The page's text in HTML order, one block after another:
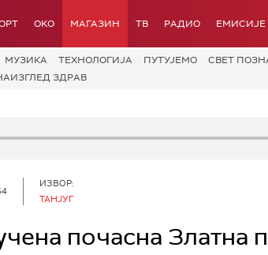
OKO МАГАЗИН ТВ РАДИО ЕМИСИЈЕ
МУЗИКА ТЕХНОЛОГИЈA ПУТУЈЕМО СВЕТ
ЗДРАВ
ИЗВОР:
ТАНЈУГ
почасна Златна